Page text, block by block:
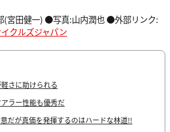
宮田健一) ●写真:山内潤也 ●外部リンク:
クルズジャパン
さに助けられる
ラー性能も優秀だ
だが真価を発揮するのはハードな林道!!